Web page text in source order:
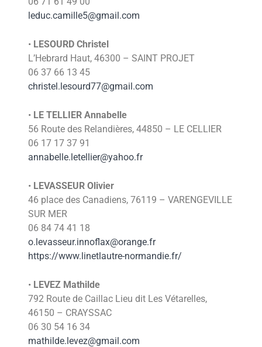
leduc.camille5@gmail.com
• LESOURD Christel
L’Hebrard Haut, 46300 – SAINT PROJET
06 37 66 13 45
christel.lesourd77@gmail.com
• LE TELLIER Annabelle
56 Route des Relandières, 44850 – LE CELLIER
06 17 17 37 91
annabelle.letellier@yahoo.fr
• LEVASSEUR Olivier
46 place des Canadiens, 76119 – VARENGEVILLE
SUR MER
06 84 74 41 18
o.levasseur.innoflax@orange.fr
https://www.linetlautre-normandie.fr/
• LEVEZ Mathilde
792 Route de Caillac Lieu dit Les Vétarelles,
46150 – CRAYSSAC
06 30 54 16 34
mathilde.levez@gmail.com